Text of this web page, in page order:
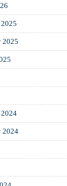
2025
2024
2024